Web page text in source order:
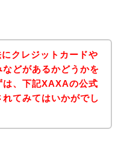
クレジットカードや
どがあるかどうかを
は、下記XAXAの公式
てみてはいかがでし